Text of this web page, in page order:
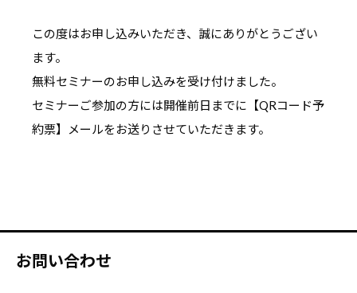
この度はお申し込みいただき、誠にありがとうござい
ます。
無料セミナーのお申し込みを受け付けました。
セミナーご参加の方には開催前日までに【QRコード予
約票】メールをお送りさせていただきます。
お問い合わせ